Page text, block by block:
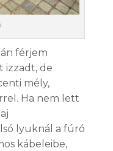
férjem
izzadt, de
mély,
Ha nem lett
lyuknál a fúró
kábeleibe,